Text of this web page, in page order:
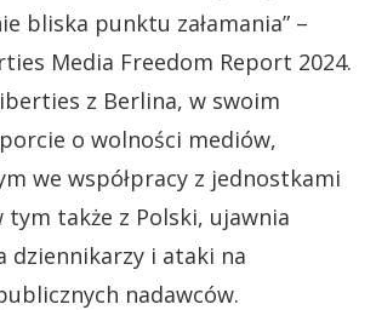
bliska punktu załamania” –
Media Freedom Report 2024.
z Berlina, w swoim
o wolności mediów,
we współpracy z jednostkami
tym także z Polski, ujawnia
dziennikarzy i ataki na
nadawców.